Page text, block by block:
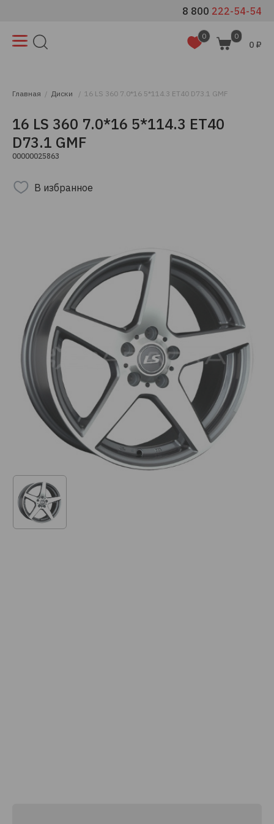
8 800 222-54-54
0 0
0 ₽
Главная Диски 16 LS 360 7.0*16 5*114.3 ET40 D73.1 GMF
16 LS 360 7.0*16 5*114.3 ET40
D73.1 GMF
00000025863
В избранное